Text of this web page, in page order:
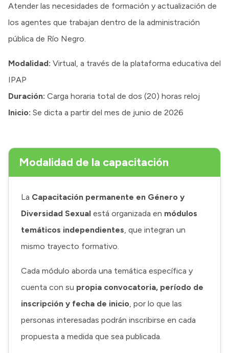
Atender las necesidades de formación y actualización de
los agentes que trabajan dentro de la administración
pública de Río Negro.
Modalidad: Virtual, a través de la plataforma educativa del
IPAP
Duración: Carga horaria total de dos (20) horas reloj
Inicio: Se dicta a partir del mes de junio de 2026
Modalidad de la capacitación
La Capacitación permanente en Género y
Diversidad Sexual está organizada en módulos
temáticos independientes, que integran un
mismo trayecto formativo.
Cada módulo aborda una temática específica y
cuenta con su propia convocatoria, período de
inscripción y fecha de inicio, por lo que las
personas interesadas podrán inscribirse en cada
propuesta a medida que sea publicada.